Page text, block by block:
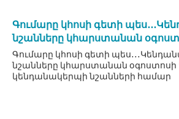
Գումարը կհոսի գետի
նշանները կհարստանան
Գումարը կհոսի գետի
նշանները կհարստանան օգոստոսի
կենդանակերպի նշանների համար